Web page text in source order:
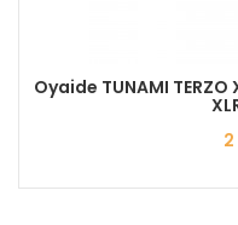
Oyaide TUNAMI